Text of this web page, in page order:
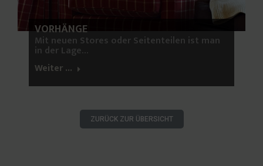
VORHÄNGE
Mit neuen Stores oder Seitenteilen ist man
in der Lage…
Weiter ...
ZURÜCK ZUR ÜBERSICHT